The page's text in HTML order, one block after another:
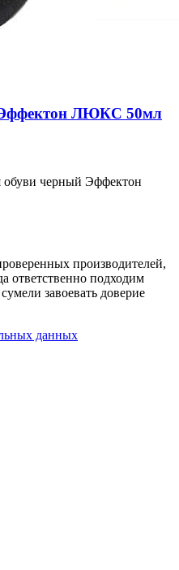
ЛЮКС 50мл
обуви черный Эффектон
производителей,
ответственно подходим
завоевать доверие
данных